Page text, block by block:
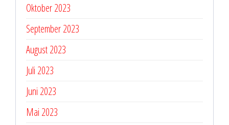
Oktober 2023
September 2023
August 2023
Juli 2023
Juni 2023
Mai 2023